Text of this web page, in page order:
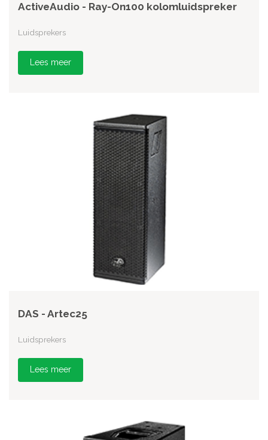
ActiveAudio - Ray-On100 kolomluidspreker
Luidsprekers
Lees meer
DAS - Artec25
Luidsprekers
Lees meer